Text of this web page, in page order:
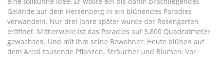
Gelände auf dem Herzenberg in ein blühendes Paradies
verwandeln. Nur drei Jahre später wurde der Rosengarten
eröffnet. Mittlerweile ist das Paradies auf 3.800 Quadratmeter
gewachsen. Und mit ihm seine Bewohner: Heute blühen auf
dem Areal tausende Pflanzen, Sträucher und Blumen. Vor